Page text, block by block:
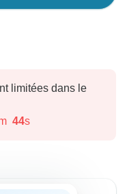
limitées dans le
43s